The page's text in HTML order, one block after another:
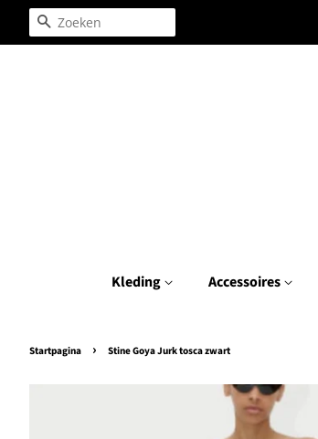
Zoeken
Kleding Accessoires
Startpagina › Stine Goya Jurk tosca zwart